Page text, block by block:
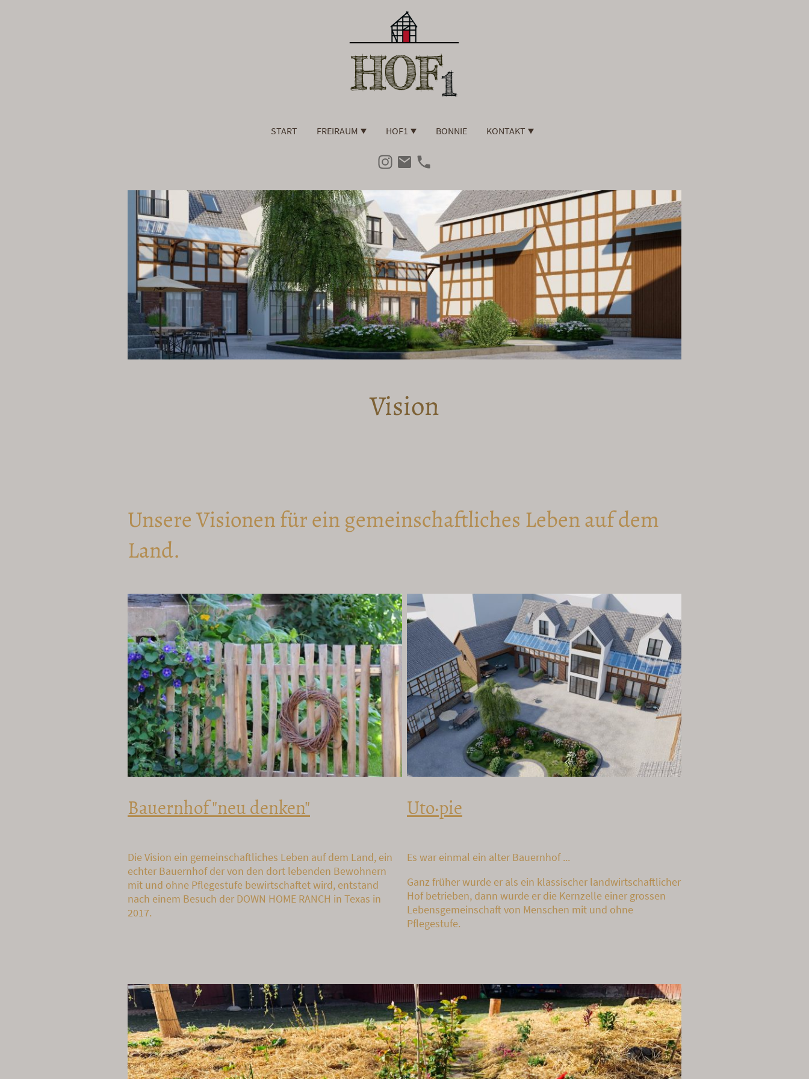
START FREIRAUM HOF1 BONNIE KONTAKT
Vision
Unsere Visionen für ein gemeinschaftliches Leben auf dem
Land.
Bauernhof "neu denken"
Die Vision ein gemeinschaftliches Leben auf dem Land, ein
echter Bauernhof der von den dort lebenden Bewohnern
mit und ohne Pflegestufe bewirtschaftet wird, entstand
nach einem Besuch der DOWN HOME RANCH in Texas in
2017.
Uto·pie
Es war einmal ein alter Bauernhof ...
Ganz früher wurde er als ein klassischer landwirtschaftlicher
Hof betrieben, dann wurde er die Kernzelle einer grossen
Lebensgemeinschaft von Menschen mit und ohne
Pflegestufe.